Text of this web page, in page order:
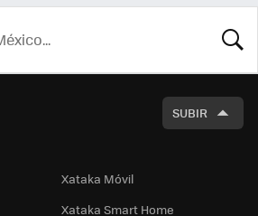
SUBIR
Xataka Móvil
Xataka Smart Home